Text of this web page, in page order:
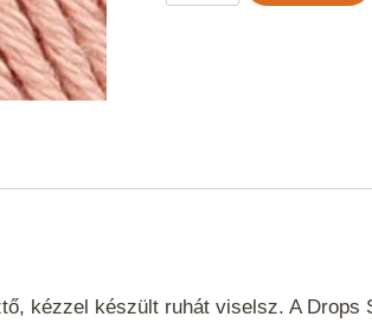
Safran
mennyiség
kézzel készült ruhát viselsz. A